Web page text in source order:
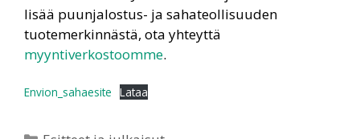
lisää puunjalostus- ja sahateollisuuden
tuotemerkinnästä, ota yhteyttä
myyntiverkostoomme.
Envion_sahaesite Lataa